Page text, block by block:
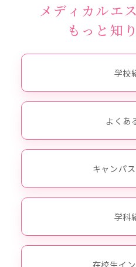
メディカルエ
もっと知
学校
よくあ
キャンパ
学科
在校生イ